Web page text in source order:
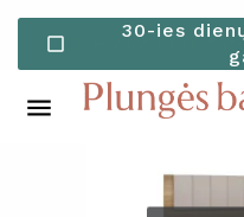
check_box_outline_blank
30-ies